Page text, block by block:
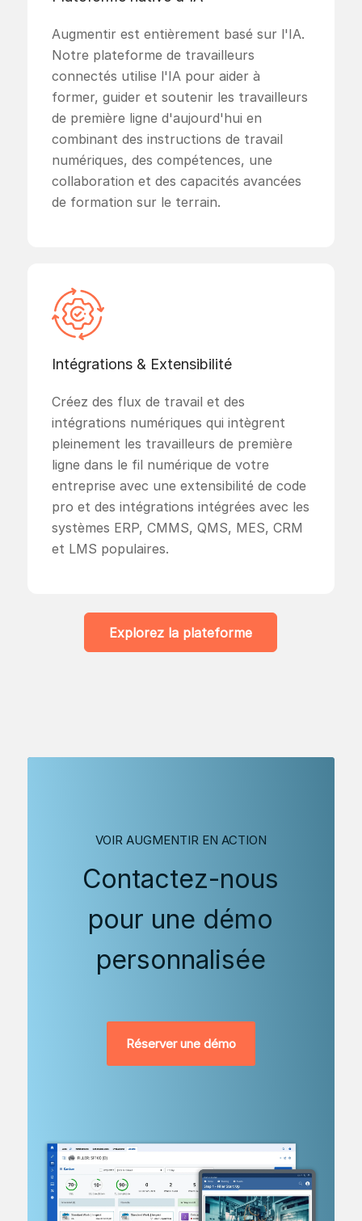
Augmentir est entièrement basé sur l'IA.
Notre plateforme de travailleurs
connectés utilise l'IA pour aider à
former, guider et soutenir les travailleurs
de première ligne d'aujourd'hui en
combinant des instructions de travail
numériques, des compétences, une
collaboration et des capacités avancées
de formation sur le terrain.
Intégrations & Extensibilité
Créez des flux de travail et des
intégrations numériques qui intègrent
pleinement les travailleurs de première
ligne dans le fil numérique de votre
entreprise avec une extensibilité de code
pro et des intégrations intégrées avec les
systèmes ERP, CMMS, QMS, MES, CRM
et LMS populaires.
Explorez la plateforme
VOIR AUGMENTIR EN ACTION
Contactez-nous
pour une démo
personnalisée
Réserver une démo